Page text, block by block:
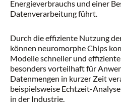
Energieverbrauchs und einer
Datenverarbeitung führt.
Durch die effiziente Nutzung
können neuromorphe Chips
Modelle schneller und
besonders vorteilhaft für
Datenmengen in kurzer Zeit
beispielsweise Echtzeit-
in der Industrie.